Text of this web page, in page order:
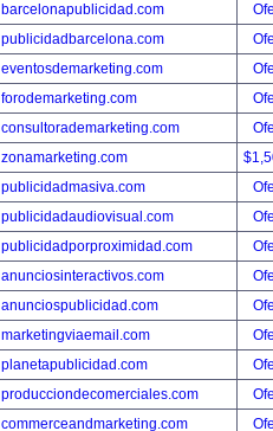
barcelonapublicidad.com
publicidadbarcelona.com
eventosdemarketing.com
forodemarketing.com
consultorademarketing.com
zonamarketing.com
publicidadmasiva.com
publicidadaudiovisual.com
publicidadporproximidad.com
anunciosinteractivos.com
anunciospublicidad.com
marketingviaemail.com
planetapublicidad.com
producciondecomerciales.com
commerceandmarketing.com